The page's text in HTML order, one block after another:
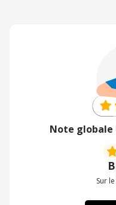
Note globale
Sur